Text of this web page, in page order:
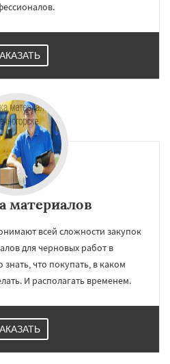
материалов
всей сложности закупок
для черновых работ в
что покупать, в каком
И располагать временем.